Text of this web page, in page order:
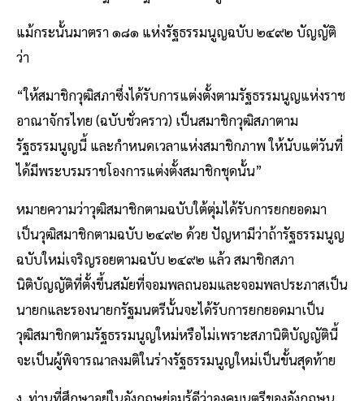
แม้กระนั้นมาตรา ๑๘๑ แห่งรัฐธรรมนูญฉบับ ๒๔๙๒ บัญญัติ
ว่า
“ให้สมาชิกวุฒิสภาซึ่งได้รับการแต่งตั้งตามรัฐธรรมนูญแห่งราช
อาณาจักรไทย (ฉบับชั่วคราว) เป็นสมาชิกวุฒิสภาตาม
รัฐธรรมนูญนี้ และกําหนดเวลาแห่งสมาชิกภาพ ให้นับแต่วันที่
ได้มีพระบรมราชโองการแต่งตั้งสมาชิกชุดนั้น”
หมายความว่าวุฒิสมาชิกตามฉบับใต้ตุ่มได้รับการยกยอดมา
เป็นวุฒิสมาชิกตามฉบับ ๒๔๙๒ ด้วย ปัญหามีว่าถ้ารัฐธรรมนูญ
ฉบับใหม่เจริญรอยตามฉบับ ๒๔๙๒ แล้ว สมาชิกสภา
นิติบัญญัติที่ตั้งขึ้นสมัยที่จอมพลถนอมและจอมพลประภาสเป็น
นายกและรองนายกรัฐมนตรีนั้นจะได้รับการยกยอดมาเป็น
วุฒิสมาชิกตามรัฐธรรมนูญใหม่หรือไม่เพราะสภานิติบัญญัตินี้
จะเป็นผู้พิจารณาลงมติในร่างรัฐธรรมนูญใหม่เป็นขั้นสุดท้าย